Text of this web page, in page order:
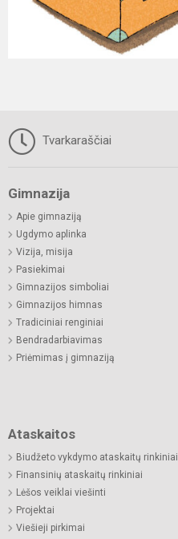
Tvarkaraščiai
Gimnazija
Apie gimnaziją
Ugdymo aplinka
Vizija, misija
Pasiekimai
Gimnazijos simboliai
Gimnazijos himnas
Tradiciniai renginiai
Bendradarbiavimas
Priėmimas į gimnaziją
Ataskaitos
Biudžeto vykdymo ataskaitų rinkiniai
Finansinių ataskaitų rinkiniai
Lėšos veiklai viešinti
Projektai
Viešieji pirkimai